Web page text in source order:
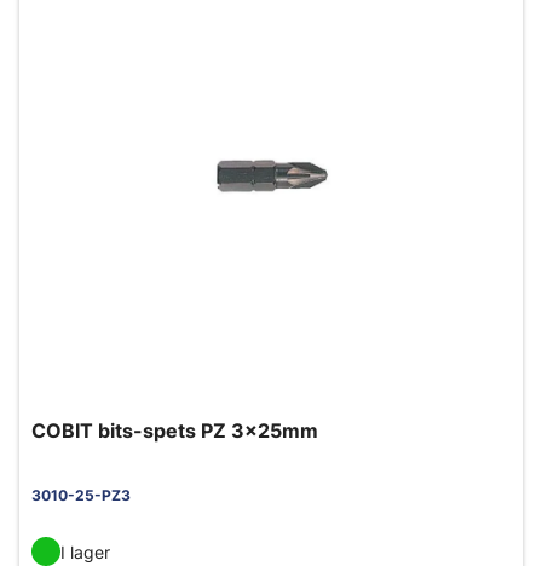
COBIT bits-spets PZ 3x25mm
3010-25-PZ3
I lager